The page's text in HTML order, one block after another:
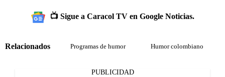
📺 Sigue a Caracol TV en Google Noticias.
Relacionados Programas de humor Humor colombiano
PUBLICIDAD